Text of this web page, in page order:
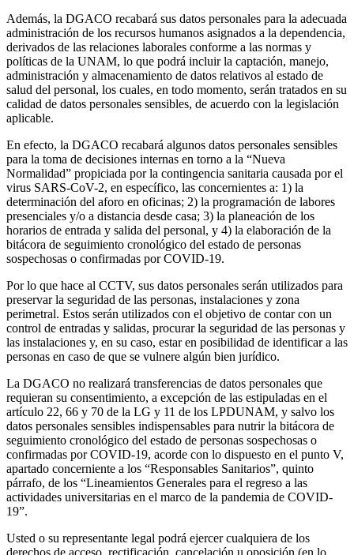
Además, la DGACO recabará sus datos personales para la adecuada
administración de los recursos humanos asignados a la dependencia,
derivados de las relaciones laborales conforme a las normas y
políticas de la UNAM, lo que podrá incluir la captación, manejo,
administración y almacenamiento de datos relativos al estado de
salud del personal, los cuales, en todo momento, serán tratados en su
calidad de datos personales sensibles, de acuerdo con la legislación
aplicable.
En efecto, la DGACO recabará algunos datos personales sensibles
para la toma de decisiones internas en torno a la “Nueva
Normalidad” propiciada por la contingencia sanitaria causada por el
virus SARS-CoV-2, en específico, las concernientes a: 1) la
determinación del aforo en oficinas; 2) la programación de labores
presenciales y/o a distancia desde casa; 3) la planeación de los
horarios de entrada y salida del personal, y 4) la elaboración de la
bitácora de seguimiento cronológico del estado de personas
sospechosas o confirmadas por COVID-19.
Por lo que hace al CCTV, sus datos personales serán utilizados para
preservar la seguridad de las personas, instalaciones y zona
perimetral. Estos serán utilizados con el objetivo de contar con un
control de entradas y salidas, procurar la seguridad de las personas y
las instalaciones y, en su caso, estar en posibilidad de identificar a las
personas en caso de que se vulnere algún bien jurídico.
La DGACO no realizará transferencias de datos personales que
requieran su consentimiento, a excepción de las estipuladas en el
artículo 22, 66 y 70 de la LG y 11 de los LPDUNAM, y salvo los
datos personales sensibles indispensables para nutrir la bitácora de
seguimiento cronológico del estado de personas sospechosas o
confirmadas por COVID-19, acorde con lo dispuesto en el punto V,
apartado concerniente a los “Responsables Sanitarios”, quinto
párrafo, de los “Lineamientos Generales para el regreso a las
actividades universitarias en el marco de la pandemia de COVID-
19”.
Usted o su representante legal podrá ejercer cualquiera de los